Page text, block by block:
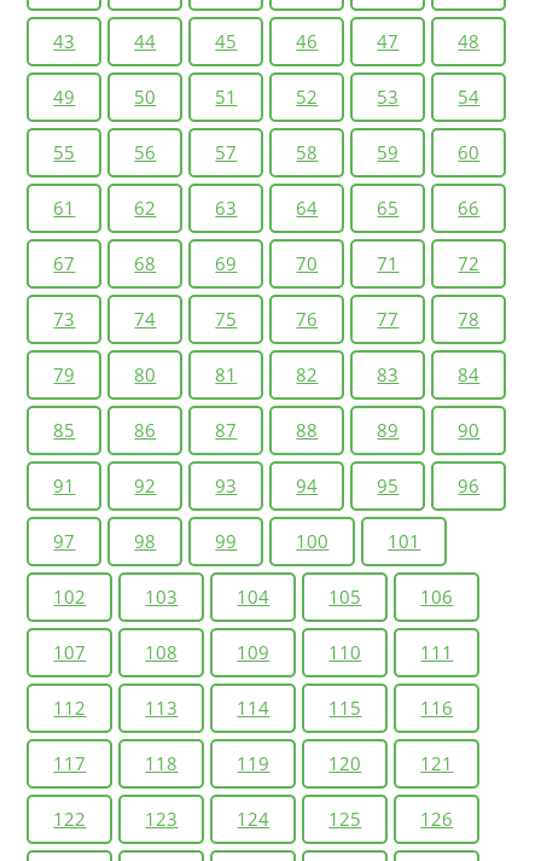
43 44 45 46 47 48
49 50 51 52 53 54
55 56 57 58 59 60
61 62 63 64 65 66
67 68 69 70 71 72
73 74 75 76 77 78
79 80 81 82 83 84
85 86 87 88 89 90
91 92 93 94 95 96
97 98 99 100 101
102 103 104 105 106
107 108 109 110 111
112 113 114 115 116
117 118 119 120 121
122 123 124 125 126